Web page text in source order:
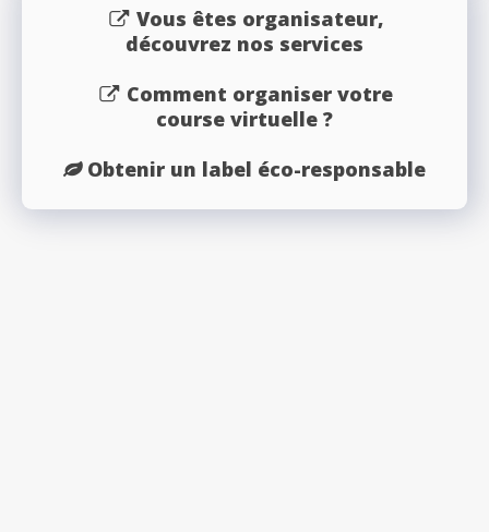
Vous êtes organisateur,
découvrez nos services
Comment organiser votre
course virtuelle ?
Obtenir un label éco-responsable